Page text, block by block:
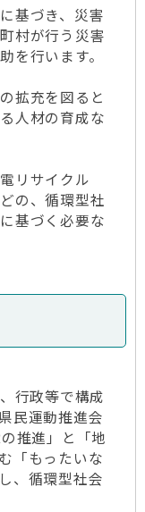
基づき、災害
村が行う災害
を行います。
拡充を図ると
人材の育成な
リサイクル
の、循環型社
基づく必要な
行政等で構成
民運動推進会
推進」と「地
「もったいな
、循環型社会